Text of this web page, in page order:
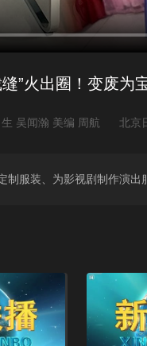
”火出圈！变废为
吴闻瀚 美编 周航 北京
制服装、为影视剧制作演